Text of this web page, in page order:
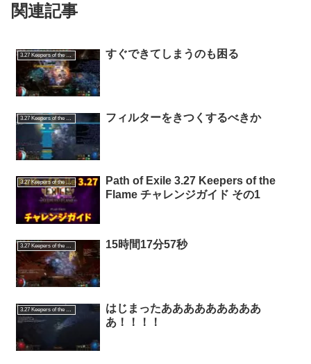
関連記事
すぐできてしまうのも困る
3.27 Keepers of the Flame フィルターをきつくするべきか
3.27 Keepers of the Flame
Path of Exile 3.27 Keepers of the
Flame チャレンジガイド その1
3.27 Keepers of the Flame 15時間17分57秒
はじまったあああああああああ
あ！！！！